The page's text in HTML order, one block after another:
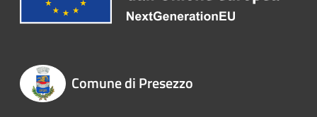
Comune di Presezzo